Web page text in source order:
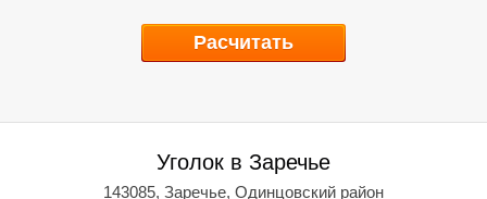
Расчитать
Уголок в Заречье
143085, Заречье, Одинцовский район